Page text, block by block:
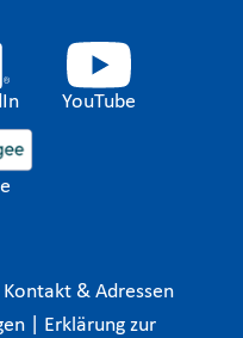
YouTube
Kontakt & Adressen
Erklärung zur